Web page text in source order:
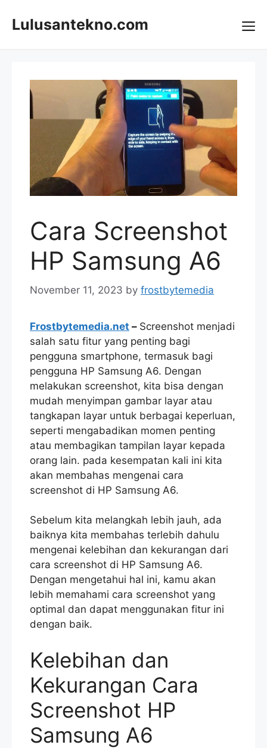
Lulusantekno.com
Cara Screenshot
HP Samsung A6
November 11, 2023 by frostbytemedia
Frostbytemedia.net – Screenshot menjadi
salah satu fitur yang penting bagi
pengguna smartphone, termasuk bagi
pengguna HP Samsung A6. Dengan
melakukan screenshot, kita bisa dengan
mudah menyimpan gambar layar atau
tangkapan layar untuk berbagai keperluan,
seperti mengabadikan momen penting
atau membagikan tampilan layar kepada
orang lain. pada kesempatan kali ini kita
akan membahas mengenai cara
screenshot di HP Samsung A6.
Sebelum kita melangkah lebih jauh, ada
baiknya kita membahas terlebih dahulu
mengenai kelebihan dan kekurangan dari
cara screenshot di HP Samsung A6.
Dengan mengetahui hal ini, kamu akan
lebih memahami cara screenshot yang
optimal dan dapat menggunakan fitur ini
dengan baik.
Kelebihan dan
Kekurangan Cara
Screenshot HP
Samsung A6